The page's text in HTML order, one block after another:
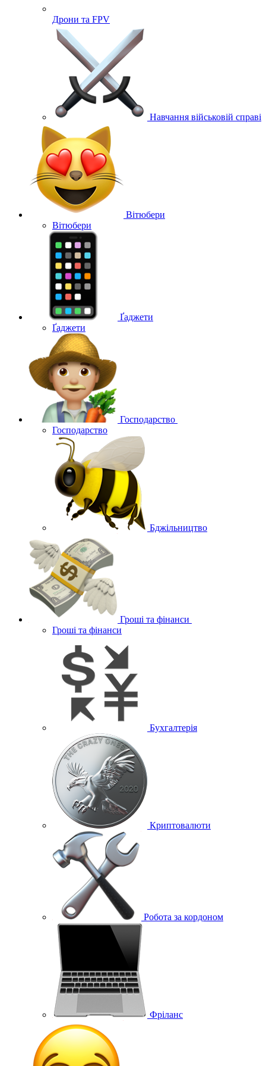
Дрони та FPV
Навчання військовій справі
Вітюбери
Вітюбери
Ґаджети
Ґаджети
Господарство
Господарство
Бджільництво
Гроші та фінанси
Гроші та фінанси
Бухгалтерія
Криптовалюти
Робота за кордоном
Фріланс